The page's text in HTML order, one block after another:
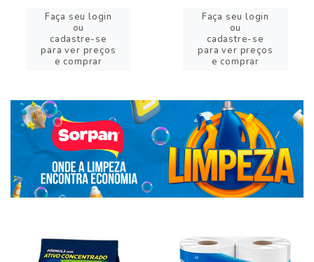
Faça seu login
ou
cadastre-se
para ver preços
e comprar
Faça seu login
ou
cadastre-se
para ver preços
e comprar